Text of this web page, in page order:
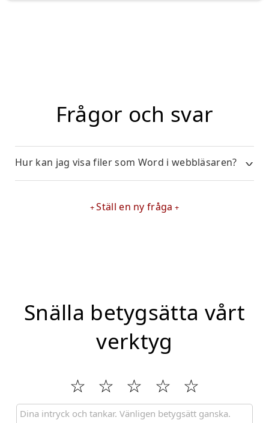
Frågor och svar
Hur kan jag visa filer som Word i webbläsaren?
Ställ en ny fråga
Snälla betygsätta vårt
verktyg